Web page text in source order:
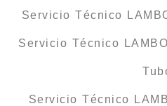
Servicio Técnico
Servicio Técnico
Servicio Técnico